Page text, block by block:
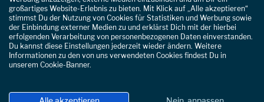
© Copyright 2026 Staffomatic
großartiges Website-Erlebnis zu bieten. Mit Klick auf „Alle akzeptieren“
stimmst Du der Nutzung von Cookies für Statistiken und Werbung sowie
der Einbindung externer Medien zu und erklärst Dich mit der hierbei
erfolgenden Verarbeitung von personenbezogenen Daten einverstanden.
Du kannst diese Einstellungen jederzeit wieder ändern. Weitere
Informationen zu den von uns verwendeten Cookies findest Du in
unserem Cookie-Banner.
Empfehlungen auf
ProvenExpert.com
4,28
/
5,00
32
Bewertungen auf
31
Blick aufs ProvenExpert-Profil werfen